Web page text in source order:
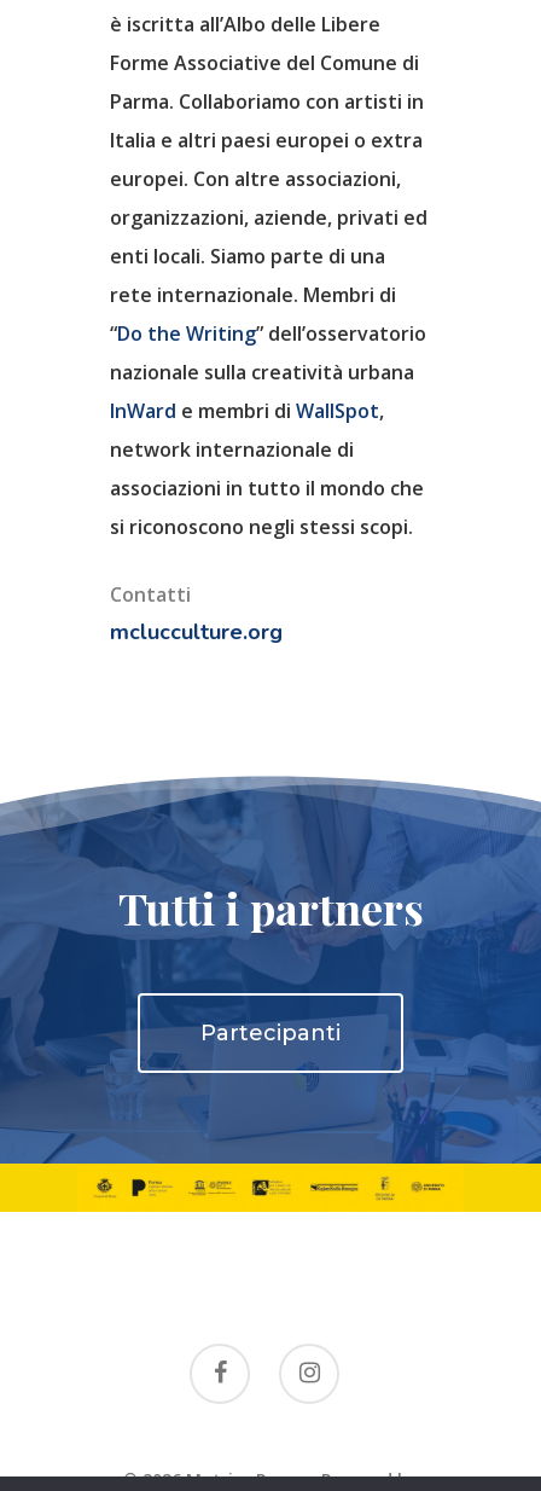
è iscritta all’Albo delle Libere
Forme Associative del Comune di
Parma. Collaboriamo con artisti in
Italia e altri paesi europei o extra
europei. Con altre associazioni,
organizzazioni, aziende, privati ed
enti locali. Siamo parte di una
rete internazionale. Membri di
“Do the Writing” dell’osservatorio
nazionale sulla creatività urbana
InWard e membri di WallSpot,
network internazionale di
associazioni in tutto il mondo che
si riconoscono negli stessi scopi.
Contatti
mclucculture.org
Tutti i partners
Partecipanti
© 2026 Matrice Parma. Powered by
ARTernative
Assitek Srl
Ass. Parma Illustrata
Humarker
ISREC Parma
Museo Rover Joe
Lumete
Scarica App